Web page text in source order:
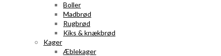
Boller
Madbrød
Rugbrød
Kiks & knækbrød
Kager
Æblekager